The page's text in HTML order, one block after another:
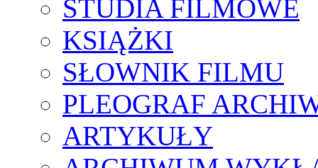
STUDIA FILMOWE
KSIĄŻKI
SŁOWNIK FILMU
PLEOGRAF
ARTYKUŁY